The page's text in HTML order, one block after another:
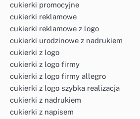
cukierki promocyjne
cukierki reklamowe
cukierki reklamowe z logo
cukierki urodzinowe z nadrukiem
cukierki z logo
cukierki z logo firmy
cukierki z logo firmy allegro
cukierki z logo szybka realizacja
cukierki z nadrukiem
cukierki z napisem